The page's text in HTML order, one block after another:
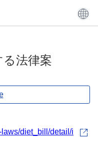
法律案
laws/diet_bill/detail/i